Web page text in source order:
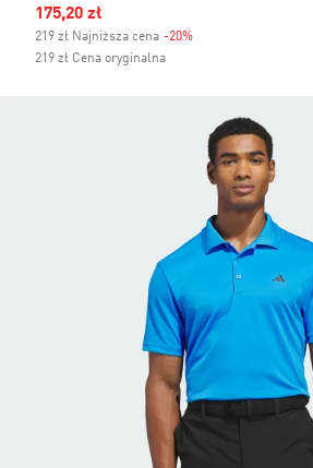
Ceny na wyprzedaży
175,20 zł
219 zł Najniższa cena -20%
219 zł Cena oryginalna